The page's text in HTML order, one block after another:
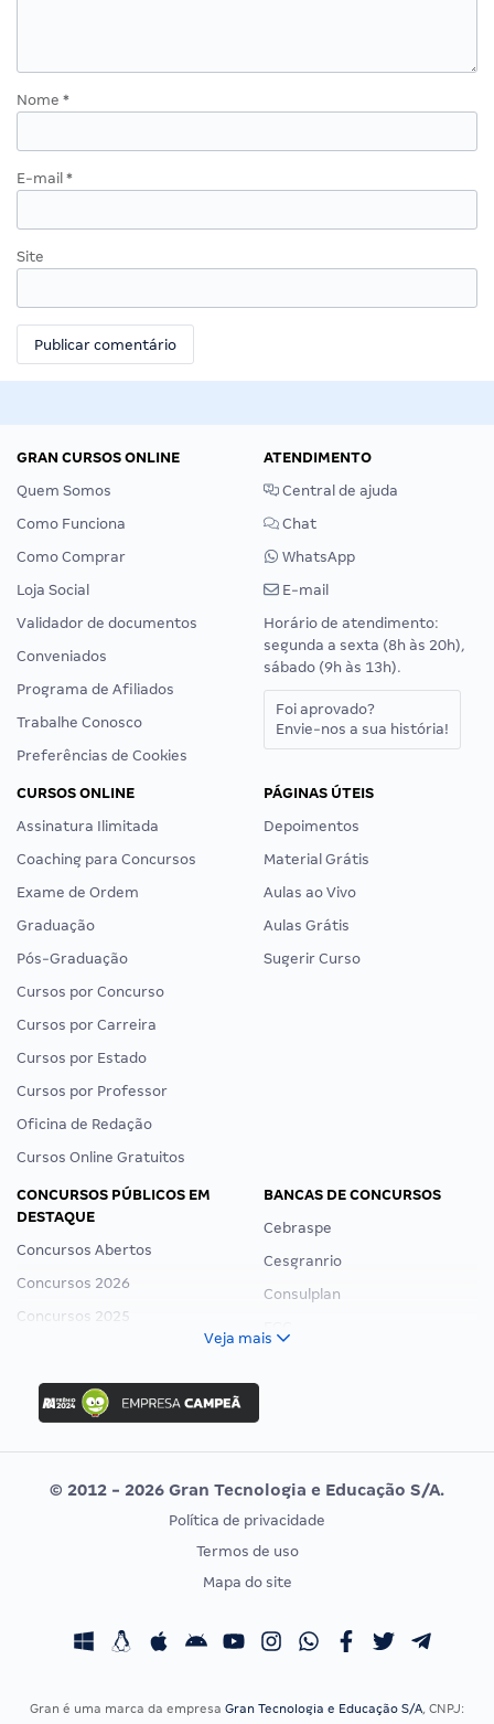
Nome *
E-mail *
Site
GRAN CURSOS ONLINE
Quem Somos
Como Funciona
Como Comprar
Loja Social
Validador de documentos
Conveniados
Programa de Afiliados
Trabalhe Conosco
Preferências de Cookies
ATENDIMENTO
Central de ajuda
Chat
WhatsApp
E-mail
Horário de atendimento:
segunda a sexta (8h às 20h),
sábado (9h às 13h).
Foi aprovado?
Envie-nos a sua história!
CURSOS ONLINE
Assinatura Ilimitada
Coaching para Concursos
Exame de Ordem
Graduação
Pós-Graduação
Cursos por Concurso
Cursos por Carreira
Cursos por Estado
Cursos por Professor
Oficina de Redação
Cursos Online Gratuitos
PÁGINAS ÚTEIS
Depoimentos
Material Grátis
Aulas ao Vivo
Aulas Grátis
Sugerir Curso
CONCURSOS PÚBLICOS EM
DESTAQUE
Concursos Abertos
Concursos 2026
Concursos 2025
Concurso Ibama
Concurso MPU
Editais publicados
BANCAS DE CONCURSOS
Cebraspe
Cesgranrio
Consulplan
Vunesp
CONCURSOS POR PROFISSÃO
Concursos Fiscais
EXAME DE ORDEM
Calendário OAB
Veja mais
© 2012 - 2026 Gran Tecnologia e Educação S/A.
Política de privacidade
Termos de uso
Mapa do site
Gran é uma marca da empresa Gran Tecnologia e Educação S/A, CNPJ: